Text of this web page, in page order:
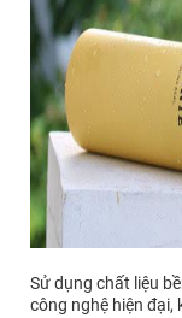
Sử dụng chất liệu
công nghệ hiện đại,